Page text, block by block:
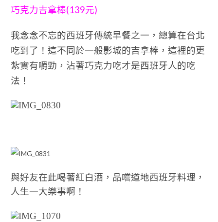
巧克力吉拿棒(139元)
我念念不忘的西班牙傳統早餐之一，總算在台北
吃到了！這不同於一般影城的吉拿棒，這裡的更
紮實有嚼勁，沾著巧克力吃才是西班牙人的吃
法！
與好友在此喝著紅白酒，品嚐道地西班牙料理，
人生一大樂事啊！